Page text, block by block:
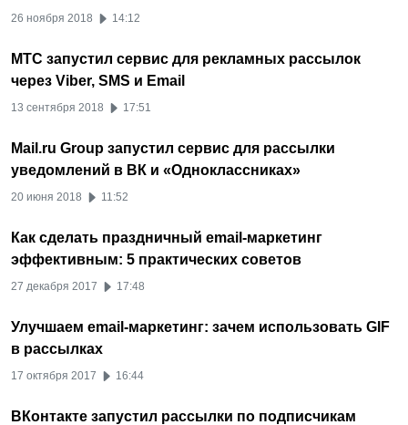
26 ноября 2018 14:12
МТС запустил сервис для рекламных рассылок
через Viber, SMS и Email
13 сентября 2018 17:51
Mail.ru Group запустил сервис для рассылки
уведомлений в ВК и «Одноклассниках»
20 июня 2018 11:52
Как сделать праздничный email-маркетинг
эффективным: 5 практических советов
27 декабря 2017 17:48
Улучшаем email-маркетинг: зачем использовать GIF
в рассылках
17 октября 2017 16:44
ВКонтакте запустил рассылки по подписчикам